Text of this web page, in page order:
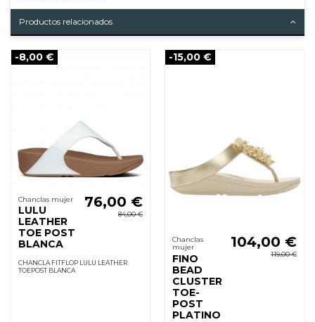
Productos relacionados
-8,00 €
Chanclas mujer
LULU
LEATHER
TOE POST
BLANCA
76,00 €
84,00 €
CHANCLA FITFLOP LULU LEATHER
TOEPOST BLANCA
-15,00 €
Chanclas
mujer
FINO
BEAD
CLUSTER
TOE-
POST
PLATINO
104,00 €
119,00 €